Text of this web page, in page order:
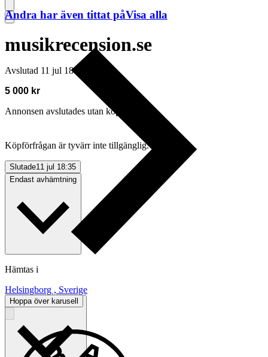
musikrecension.se
Avslutad 11 jul 18:35
5 000 kr
Annonsen avslutades utan köp
Köpförfrågan är tyvärr inte tillgänglig.
Slutade11 jul 18:35
Endast avhämtning
Hämtas i
Helsingborg , Sverige
BetalningVia Tradera
Andra har även tittat påVisa alla
Hoppa över karusell